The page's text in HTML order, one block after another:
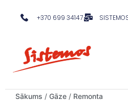
+370 699 34147
Sākums / Gāze / Remonta